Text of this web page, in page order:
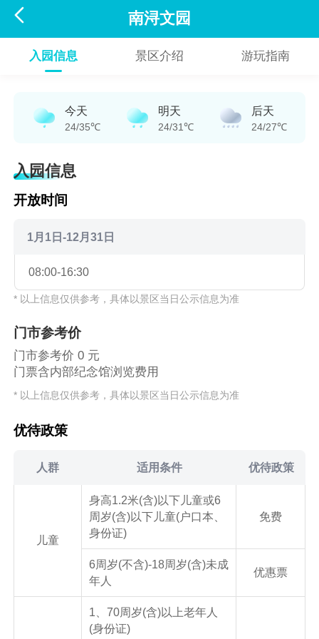
 南浔文园
入园信息 景区介绍 游玩指南
今天
24/35℃
明天
24/31℃
后天
24/27℃
入园信息
开放时间
1月1日-12月31日
08:00-16:30
* 以上信息仅供参考，具体以景区当日公示信息为准
门市参考价
门市参考价 0 元
门票含内部纪念馆浏览费用
* 以上信息仅供参考，具体以景区当日公示信息为准
优待政策
人群 适用条件 优待政策
儿童
身高1.2米(含)以下儿童或6
周岁(含)以下儿童(户口本、
身份证)
免费
6周岁(不含)-18周岁(含)未成
年人
优惠票
1、70周岁(含)以上老年人
(身份证)